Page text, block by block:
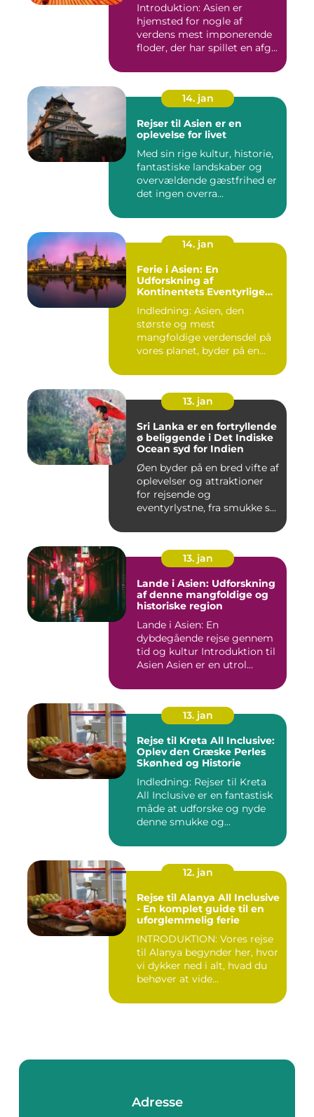
Introduktion: Asien er
hjemsted for nogle af
verdens mest imponerende
floder, der har spillet en afg...
14. jan
Rejser til Asien er en
oplevelse for livet
Med sin rige kultur, historie,
fantastiske landskaber og
overvældende gæstfrihed er
det ingen overra...
14. jan
Ferie i Asien: En
Udforskning af
Kontinentets Eventyrlige
Indledning: Asien, den
største og mest
mangfoldige verdensdel på
vores planet, byder på en
13. jan
Sri Lanka er en fortryllende
ø beliggende i Det Indiske
Ocean syd for Indien
Øen byder på en bred vifte af
oplevelser og attraktioner
for rejsende og
eventyrlystne, fra smukke s...
13. jan
Lande i Asien: Udforskning
af denne mangfoldige og
historiske region
Lande i Asien: En
dybdegående rejse gennem
tid og kultur Introduktion til
Asien Asien er en utrol...
13. jan
Rejse til Kreta All Inclusive:
Oplev den Græske Perles
Skønhed og Historie
Indledning: Rejser til Kreta
All Inclusive er en fantastisk
måde at udforske og nyde
denne smukke og...
12. jan
Rejse til Alanya All Inclusive
- En komplet guide til en
uforglemmelig ferie
INTRODUKTION: Vores rejse
til Alanya begynder her, hvor
vi dykker ned i alt, hvad du
behøver at vide...
Adresse